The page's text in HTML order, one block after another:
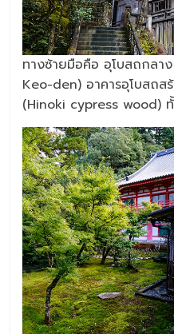
ทางซ้ายมือคือ อุโบสถกลาง
Keo-den) อาคารอุโบสถส
(Hinoki cypress wood)